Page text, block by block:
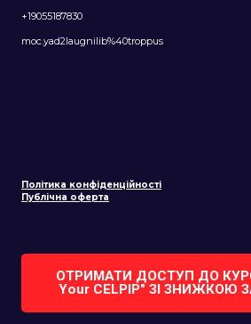
+19055187830
moc.yad2laugnilib%40troppus
ОТРИМАТИ ДОСТУП ДО
Your CELPIP" ЗІ ЗНИЖКОЮ
Політика конфіденційності
Публічна оферта